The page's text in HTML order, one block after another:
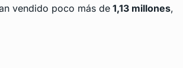
vendido poco más de 1,13 millones,